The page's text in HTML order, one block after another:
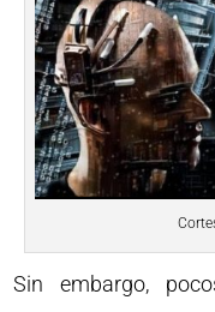
Sin embargo,